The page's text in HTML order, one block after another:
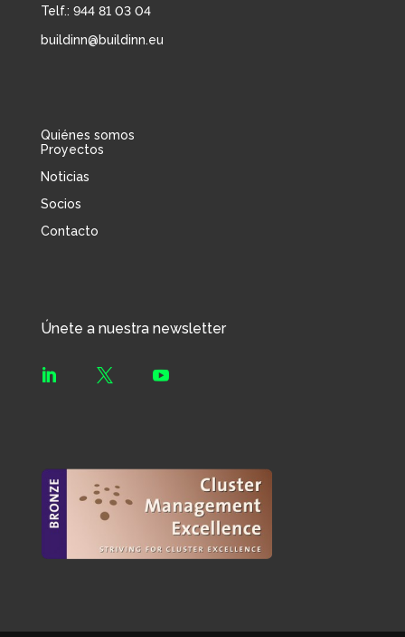
Telf.: 944 81 03 04
buildinn@buildinn.eu
Quiénes somos
Proyectos
Noticias
Socios
Contacto
Únete a nuestra newsletter
  